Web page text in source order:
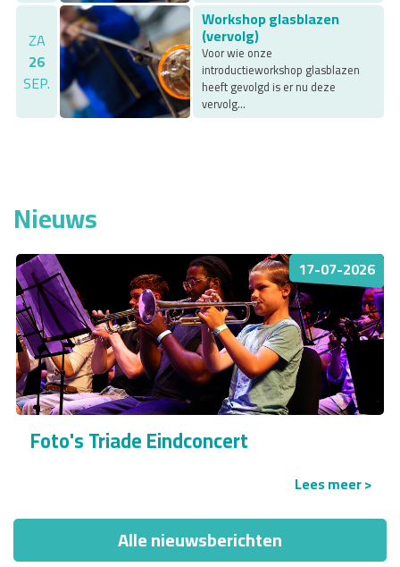
ZA
26
SEP.
Workshop glasblazen
(vervolg)
Voor wie onze
introductieworkshop glasblazen
heeft gevolgd is er nu deze
vervolg...
Nieuws
17-07-2026
Foto's Triade Eindconcert
Lees meer >
Alle nieuwsberichten